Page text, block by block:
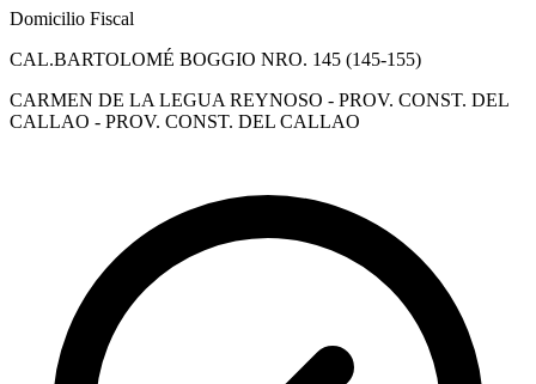
Domicilio Fiscal
CAL.BARTOLOMÉ BOGGIO NRO. 145 (145-155)
CARMEN DE LA LEGUA REYNOSO - PROV. CONST. DEL
CALLAO - PROV. CONST. DEL CALLAO